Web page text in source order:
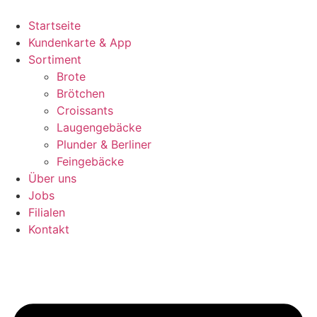
Inhalt
springen
Startseite
Kundenkarte & App
Sortiment
Brote
Brötchen
Croissants
Laugengebäcke
Plunder & Berliner
Feingebäcke
Über uns
Jobs
Filialen
Kontakt